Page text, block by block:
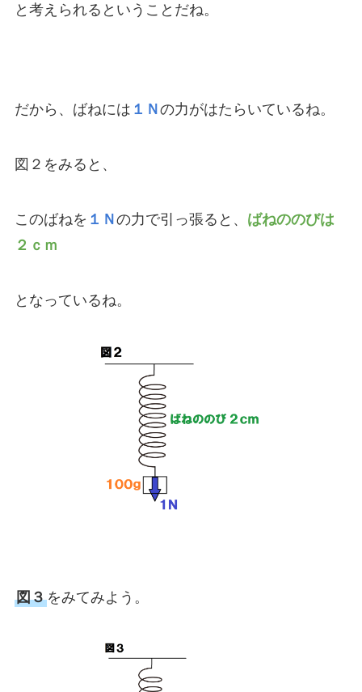
と考えられるということだね。
だから、ばねには １Ｎ の力がはたらいているね。
図２をみると、
このばねを １Ｎの力で引っ張ると、 ばねののびは
２ｃｍ
となっているね。
図３をみてみよう。